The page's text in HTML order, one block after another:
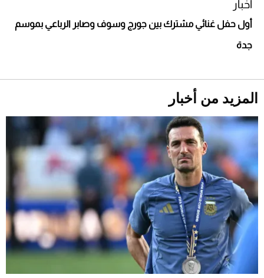
أخبار
أول حفل غنائي مشترك بين جورج وسوف وصابر الرباعي بموسم
جدة
المزيد من أخبار